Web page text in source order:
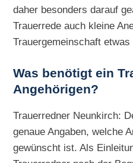
daher besonders darauf
Trauerrede auch kleine
Trauergemeinschaft
Was benötigt ein
Angehörigen?
Trauerredner Neunkirch:
genaue Angaben, welche
gewünscht ist. Als